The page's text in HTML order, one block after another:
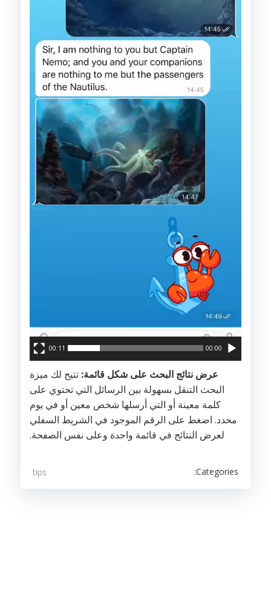
00:00
00:11
عرض نتائج البحث على شكل قائمة: تتيح لك ميزة
البحث التنقل بسهولة بين الرسائل التي تحتوي على
كلمة معينة أو التي أرسلها شخص معين أو في يوم
محدد. اضغط على الرقم الموجود في الشريط السفلي
لعرض النتائج في قائمة واحدة وعلى نفس الصفحة.
Categories:
tips